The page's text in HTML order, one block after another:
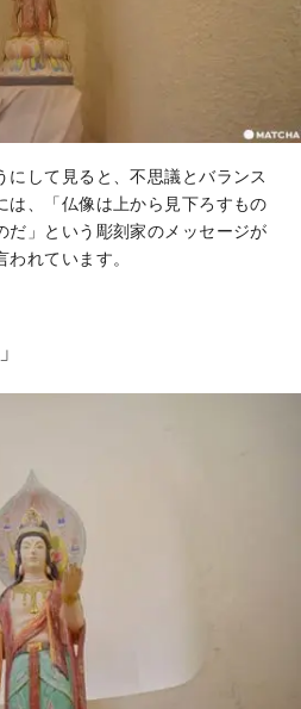
にして見ると、不思議とバランス
は、「仏像は上から見下ろすもの
だ」という彫刻家のメッセージが
れています。